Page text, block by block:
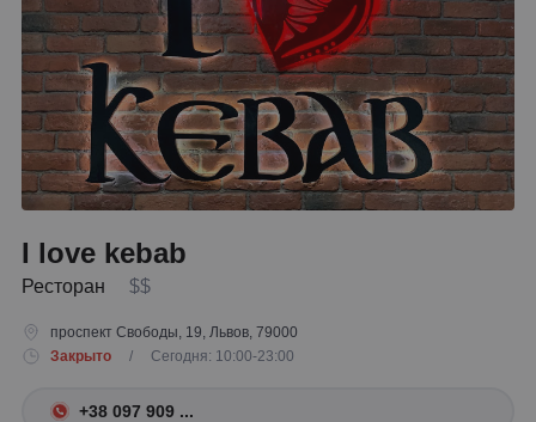
I love kebab
Ресторан $$
проспект Свободы, 19, Львов, 79000
Закрыто
/ Сегодня: 10:00-23:00
+38 097 909 ...